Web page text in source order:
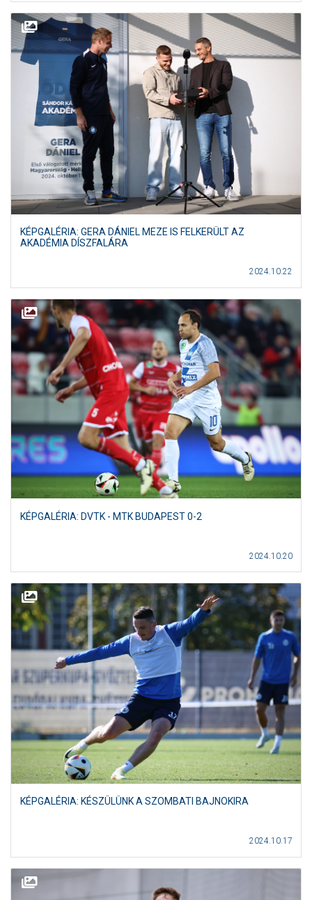
KÉPGALÉRIA: GERA DÁNIEL MEZE IS FELKERÜLT AZ
AKADÉMIA DÍSZFALÁRA
2024.10.22
KÉPGALÉRIA: DVTK - MTK BUDAPEST 0-2
2024.10.20
KÉPGALÉRIA: KÉSZÜLÜNK A SZOMBATI BAJNOKIRA
2024.10.17